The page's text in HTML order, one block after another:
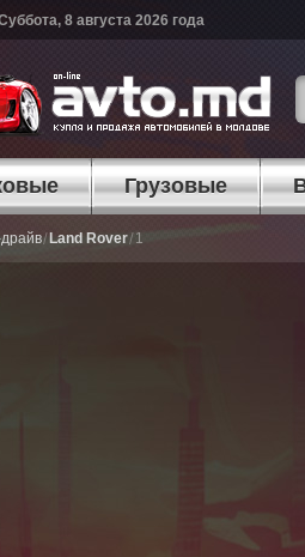
8 августа 2026 года
Грузовые
/ Land Rover/1